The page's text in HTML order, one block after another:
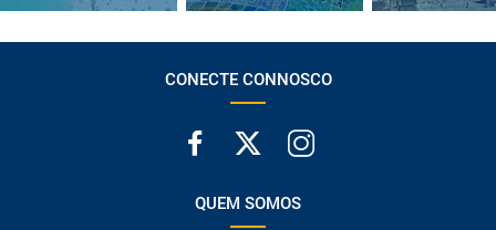
CONECTE CONNOSCO
QUEM SOMOS